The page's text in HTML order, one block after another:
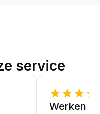
service
Werken